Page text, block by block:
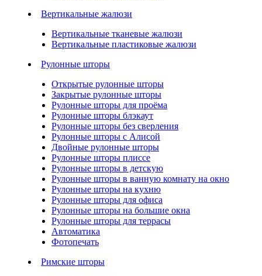
Вертикальные жалюзи
Вертикальные тканевые жалюзи
Вертикальные пластиковые жалюзи
Рулонные шторы
Открытые рулонные шторы
Закрытые рулонные шторы
Рулонные шторы для проёма
Рулонные шторы блэкаут
Рулонные шторы без сверления
Рулонные шторы с Алисой
Двойные рулонные шторы
Рулонные шторы плиссе
Рулонные шторы в детскую
Рулонные шторы в ванную комнату на окно
Рулонные шторы на кухню
Рулонные шторы для офиса
Рулонные шторы на большие окна
Рулонные шторы для террасы
Автоматика
Фотопечать
Римские шторы